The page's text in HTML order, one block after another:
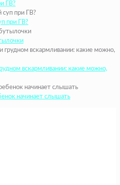
ГВ?
при ГВ?
вскармливании: какие можно,
начинает слышать